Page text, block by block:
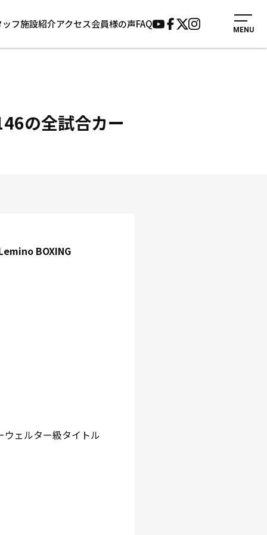
フ施設紹介アクセス会員様の声FAQ MENU
アクセス
の全試合カー
Lemino BOXING
ェルター級タイトル